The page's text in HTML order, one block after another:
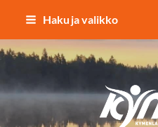
Siirry
sisältöön
Haku ja valikko